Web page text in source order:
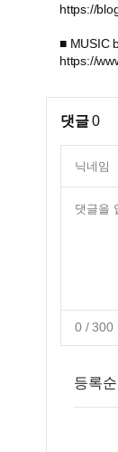
https://
■ MUSIC
https://
댓글0
0/ 300
등록순